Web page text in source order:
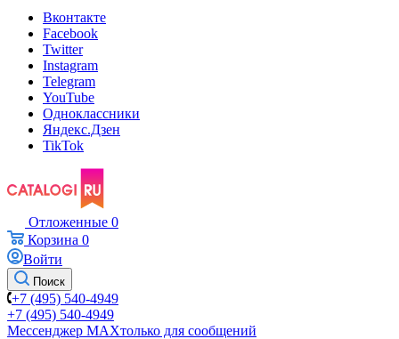
Вконтакте
Facebook
Twitter
Instagram
Telegram
YouTube
Одноклассники
Яндекс.Дзен
TikTok
Отложенные 0
Корзина 0
Войти
Поиск
+7 (495) 540-4949
+7 (495) 540-4949
Мессенджер МАХтолько для сообщений